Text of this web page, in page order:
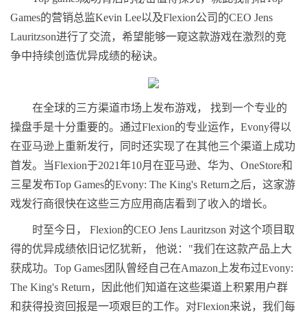
Games的营销总监Kevin Lee以及Flexion公司的CEO Jens
Lauritzson进行了交流，希望能够一窥这款游戏在激烈的竞
争中持续创造优异成绩的秘诀。
在全球的三方渠道市场上发布游戏， 找到一个专业的
操盘手是十分重要的。通过Flexion的专业运作，Evony得以
在亚马逊上重新发行，同时还实现了在其他三个渠道上成功
首发。当Flexion于2021年10月在亚马逊、华为、OneStore和
三星发布Top Games的Evony: The King's Return之后，这家游
戏发行商很快在这些三方应用商店看到了收入的增长。
时至今日， Flexion的CEO Jens Lauritzson 对这个项目取
得的优异成绩依旧记忆犹新， 他说："我们在这款产品上大
获成功。Top Games团队曾经自己在Amazon上发布过Evony:
The King's Return，因此他们知道在这些渠道上积累用户群
和获得投资回报是一项艰巨的工作。对Flexion来说，我们每